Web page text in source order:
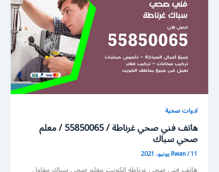
ادوات صحية
هاتف فني صحي غرناطة / 55850065 / معلم
صحي سباك
Rwan/11 يونيو، 2021